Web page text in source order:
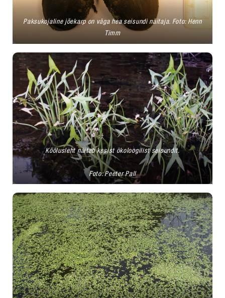
Paksukojaline jõekarp on väga hea seisundi näitaja. Foto: Henn
Timm
Kõõlusleht näitab kesist ökoloogilist seisundit.
Foto: Peeter Pall